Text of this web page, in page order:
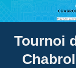
Tournoi